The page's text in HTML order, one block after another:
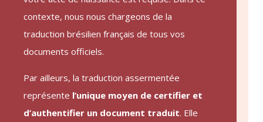
contexte, nous nous chargeons de la
traduction brésilien français de tous vos
documents officiels.
Par ailleurs, la traduction assermentée
représente l’unique moyen de certifier et
d’authentifier un document traduit. Elle